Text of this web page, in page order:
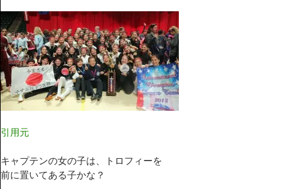
引用元
キャプテンの女の子は、トロフィーを
前に置いてある子かな？